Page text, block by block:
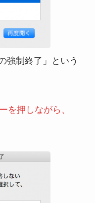
強制終了」という
を押しながら、